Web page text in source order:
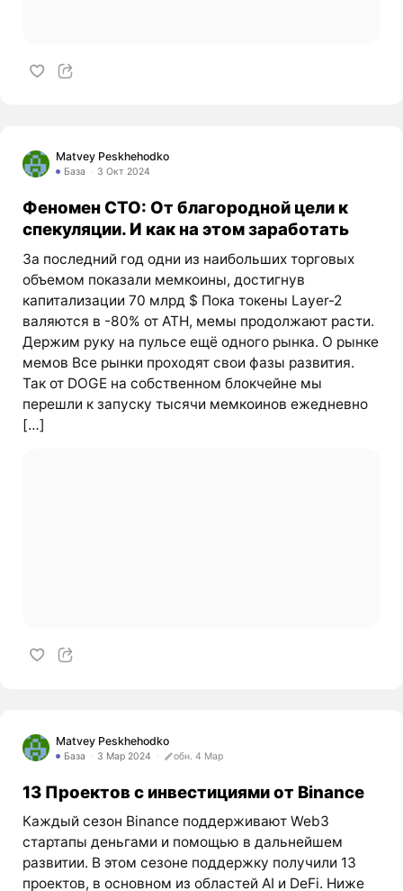
Matvey Peskhehodko
База 3 Окт 2024
Феномен CTO: От благородной цели к
спекуляции. И как на этом заработать
За последний год одни из наибольших торговых
объемом показали мемкоины, достигнув
капитализации 70 млрд $ Пока токены Layer-2
валяются в -80% от ATH, мемы продолжают расти.
Держим руку на пульсе ещё одного рынка. О рынке
мемов Все рынки проходят свои фазы развития.
Так от DOGE на собственном блокчейне мы
перешли к запуску тысячи мемкоинов ежедневно
[…]
Matvey Peskhehodko
База 3 Мар 2024 обн. 4 Мар
13 Проектов с инвестициями от Binance
Каждый сезон Binance поддерживают Web3
стартапы деньгами и помощью в дальнейшем
развитии. В этом сезоне поддержку получили 13
проектов, в основном из областей AI и DeFi. Ниже